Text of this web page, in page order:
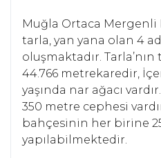
Muğla Ortaca
tarla, yan yana olan 4
oluşmaktadır.
44.766 metrekaredir,
yaşında nar ağacı
350 metre cephesi
bahçesinin her birine
yapılabilmektedir.